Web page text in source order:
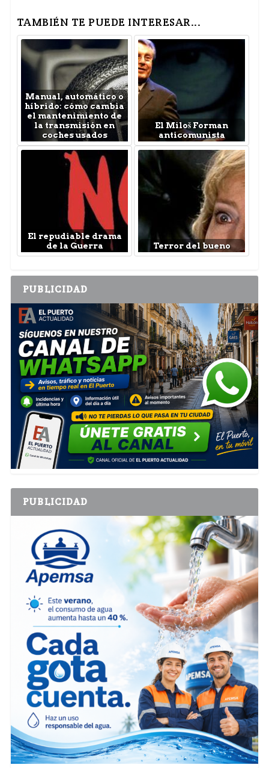
TAMBIÉN TE PUEDE INTERESAR...
Manual, automático o
híbrido: cómo cambia
el mantenimiento de
la transmisión en
coches usados
El Miloš Forman
anticomunista
El repudiable drama
de la Guerra
Terror del bueno
PUBLICIDAD
PUBLICIDAD